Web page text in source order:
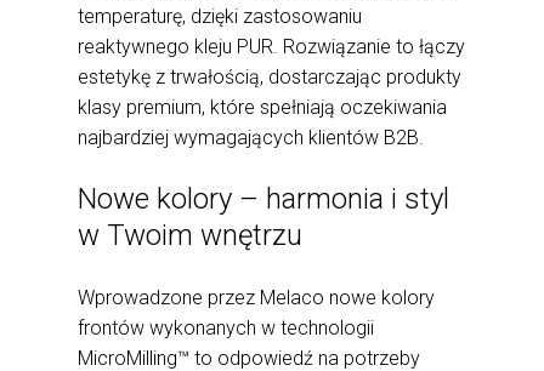
temperaturę, dzięki zastosowaniu
reaktywnego kleju PUR. Rozwiązanie to łączy
estetykę z trwałością, dostarczając produkty
klasy premium, które spełniają oczekiwania
najbardziej wymagających klientów B2B.
Nowe kolory – harmonia i styl
w Twoim wnętrzu
Wprowadzone przez Melaco nowe kolory
frontów wykonanych w technologii
MicroMilling™ to odpowiedź na potrzeby